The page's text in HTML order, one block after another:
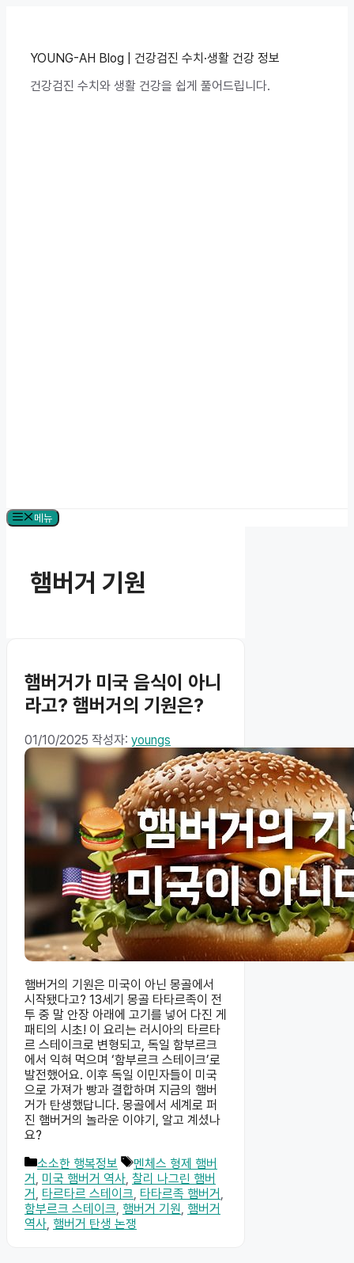
YOUNG-AH Blog | 건강검진 수치·생활 건강 정보
건강검진 수치와 생활 건강을 쉽게 풀어드립니다.
메뉴
햄버거 기원
햄버거가 미국 음식이 아니
라고? 햄버거의 기원은?
01/10/2025 작성자: youngs
햄버거의 기원은 미국이 아닌 몽골에서
시작됐다고? 13세기 몽골 타타르족이 전
투 중 말 안장 아래에 고기를 넣어 다진 게
패티의 시초! 이 요리는 러시아의 타르타
르 스테이크로 변형되고, 독일 함부르크
에서 익혀 먹으며 ‘함부르크 스테이크’로
발전했어요. 이후 독일 이민자들이 미국
으로 가져가 빵과 결합하며 지금의 햄버
거가 탄생했답니다. 몽골에서 세계로 퍼
진 햄버거의 놀라운 이야기, 알고 계셨나
요?
카
테
고
리
소소한 행복정보
태
그
멘체스 형제 햄버
거, 미국 햄버거 역사, 찰리 나그린 햄버
거, 타르타르 스테이크, 타타르족 햄버거,
함부르크 스테이크, 햄버거 기원, 햄버거
역사, 햄버거 탄생 논쟁